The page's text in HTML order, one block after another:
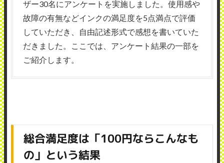
ザー30名にアンケートを実施しました。使用感や
故障の有無などインクの満足度を5点満点で評価
していただき、自由記述形式で感想を書いていた
だきました。ここでは、アンケート結果の一部を
ご紹介します。
総合満足度は「100円ならこんなも
の」という結果